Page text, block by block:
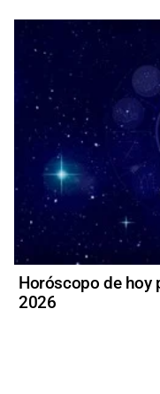
Horóscopo de hoy
2026